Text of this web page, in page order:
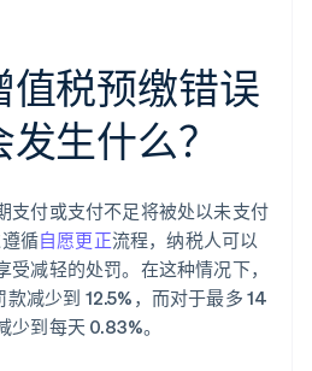
值税预缴错误
生什么？
支付或支付不足将被处以未支付
循自愿更正流程，纳税人可以
减轻的处罚。在这种情况下，
减少到 12.5%，而对于最多 14
到每天 0.83%。